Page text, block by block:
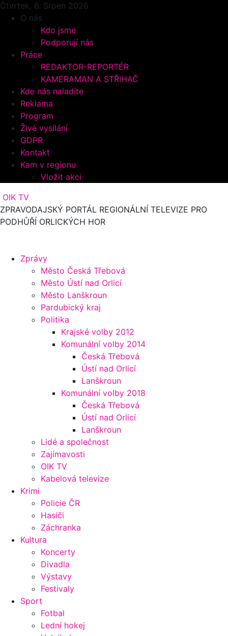
Čtvrtek, 6. Srpen 2026
O nás
Kdo jsme
Podporují nás
Práce
REDAKTOR-REPORTÉR
KAMERAMAN A STŘIHAČ
Kde nás naladíte
Reklama
Program
Živé vysílání
GDPR
Kontakt
Kam v regionu
Vložit akci
OIK TV
ZPRAVODAJSKÝ PORTÁL REGIONÁLNÍ TELEVIZE PRO
PODHŮŘÍ ORLICKÝCH HOR
Zprávy
Město Česká Třebová
Město Ústí nad Orlicí
Město Lanškroun
Pardubický kraj
Politika
Krajské volby 2012
Komunální volby 2014
Česká Třebová
Ústí nad Orlicí
Lanškroun
Komunální volby 2018
Česká Třebová
Ústí nad Orlicí
Lanškroun
Lidé a společnost
Zajímavosti
OIK TV
Kabelová televize
Krimi
Policie ČR
Hasiči
Záchranka
Kultura
Koncerty
Divadla
Výstavy
Festivaly
Sport
Fotbal
Lední hokej